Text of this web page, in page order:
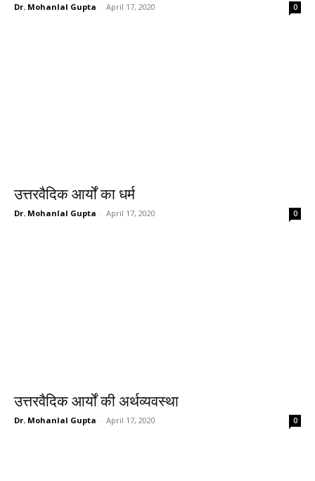
Dr. Mohanlal Gupta - April 17, 2020 0
उत्तरवैदिक आर्यों का धर्म
Dr. Mohanlal Gupta - April 17, 2020 0
उत्तरवैदिक आर्यों की अर्थव्यवस्था
Dr. Mohanlal Gupta - April 17, 2020 0